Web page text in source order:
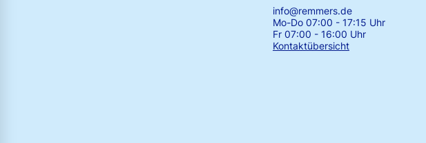
info@remmers.de
Mo-Do 07:00 - 17:15 Uhr
Fr 07:00 - 16:00 Uhr
Kontaktübersicht